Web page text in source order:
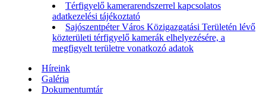
Térfigyelő kamerarendszerrel kapcsolatos
adatkezelési tájékoztató
Sajószentpéter Város Közigazgatási Területén lévő
közterületi térfigyelő kamerák elhelyezésére, a
megfigyelt területre vonatkozó adatok
Híreink
Galéria
Dokumentumtár